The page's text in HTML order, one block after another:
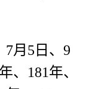
7月5日、9
、181年、